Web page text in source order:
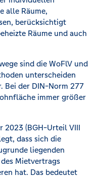
alle Räume,
berücksichtigt
Räume und auch
sind die WoFlV und
unterscheiden
Bei der DIN-Norm 277
immer größer
2023 (BGH-Urteil VIII
dass sich die
liegenden
Mietvertrags
hat. Das bedeutet